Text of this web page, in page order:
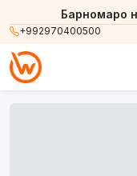
+992970400500
Барномаро